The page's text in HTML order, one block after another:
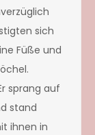
sich
Füße und
sprang auf
stand
ihnen in